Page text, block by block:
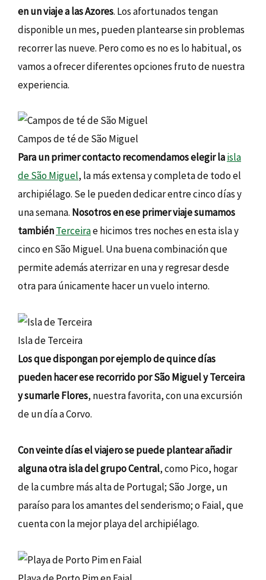
en un viaje a las Azores. Los afortunados tengan
disponible un mes, pueden plantearse sin problemas
recorrer las nueve. Pero como es no es lo habitual, os
vamos a ofrecer diferentes opciones fruto de nuestra
experiencia.
Campos de té de São Miguel
Para un primer contacto recomendamos elegir laisla
de São Miguel, la más extensa y completa de todo el
archipiélago. Se le pueden dedicar entre cinco días y
una semana. Nosotros en ese primer viaje sumamos
tambiénTerceirae hicimos tres noches en esta isla y
cinco en São Miguel. Una buena combinación que
permite además aterrizar en una y regresar desde
otra para únicamente hacer un vuelo interno.
Isla de Terceira
Los que dispongan por ejemplo de quince días
pueden hacer ese recorrido por São Miguel y Terceira
y sumarle Flores, nuestra favorita, con una excursión
de un día a Corvo.
Con veinte días el viajero se puede plantear añadir
alguna otra isla del grupo Central, como Pico, hogar
de la cumbre más alta de Portugal; São Jorge, un
paraíso para los amantes del senderismo; o Faial, que
cuenta con la mejor playa del archipiélago.